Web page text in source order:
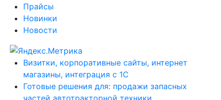
Прайсы
Новинки
Новости
Визитки, корпоративные сайты, интернет
магазины, интеграция с 1С
Готовые решения для: продажи запасных
частей автотракторной техники